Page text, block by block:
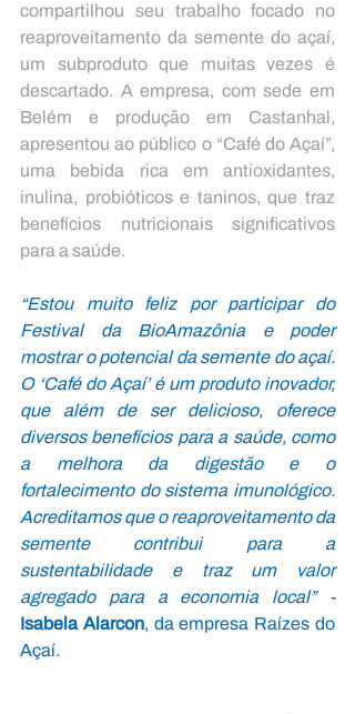
compartilhou seu trabalho focado no
reaproveitamento da semente do açaí,
um subproduto que muitas vezes é
descartado. A empresa, com sede em
Belém e produção em Castanhal,
apresentou ao público o “Café do Açaí”,
uma bebida rica em antioxidantes,
inulina, probióticos e taninos, que traz
benefícios nutricionais significativos
para a saúde.
“Estou muito feliz por participar do
Festival da BioAmazônia e poder
mostrar o potencial da semente do açaí.
O ‘Café do Açaí’ é um produto inovador,
que além de ser delicioso, oferece
diversos benefícios para a saúde, como
a melhora da digestão e o
fortalecimento do sistema imunológico.
Acreditamos que o reaproveitamento da
semente contribui para a
sustentabilidade e traz um valor
agregado para a economia local” -
Isabela Alarcon, da empresa Raízes do
Açaí.